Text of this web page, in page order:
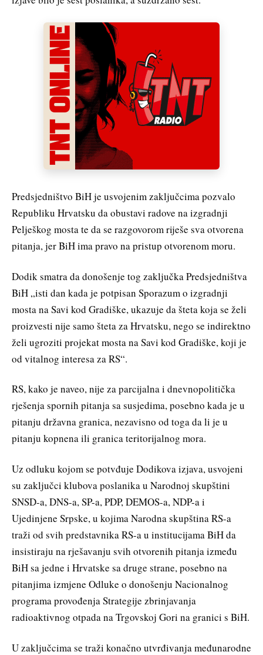
Predsjedništvo BiH je usvojenim zaključcima pozvalo
Republiku Hrvatsku da obustavi radove na izgradnji
Pelješkog mosta te da se razgovorom riješe sva otvorena
pitanja, jer BiH ima pravo na pristup otvorenom moru.
Dodik smatra da donošenje tog zaključka Predsjedništva
BiH „isti dan kada je potpisan Sporazum o izgradnji
mosta na Savi kod Gradiške, ukazuje da šteta koja se želi
proizvesti nije samo šteta za Hrvatsku, nego se indirektno
želi ugroziti projekat mosta na Savi kod Gradiške, koji je
od vitalnog interesa za RS“.
RS, kako je naveo, nije za parcijalna i dnevnopolitička
rješenja spornih pitanja sa susjedima, posebno kada je u
pitanju državna granica, nezavisno od toga da li je u
pitanju kopnena ili granica teritorijalnog mora.
Uz odluku kojom se potvđuje Dodikova izjava, usvojeni
su zaključci klubova poslanika u Narodnoj skupštini
SNSD-a, DNS-a, SP-a, PDP, DEMOS-a, NDP-a i
Ujedinjene Srpske, u kojima Narodna skupština RS-a
traži od svih predstavnika RS-a u institucijama BiH da
insistiraju na rješavanju svih otvorenih pitanja između
BiH sa jedne i Hrvatske sa druge strane, posebno na
pitanjima izmjene Odluke o donošenju Nacionalnog
programa provođenja Strategije zbrinjavanja
radioaktivnog otpada na Trgovskoj Gori na granici s BiH.
U zaključcima se traži konačno utvrđivanja međunarodne